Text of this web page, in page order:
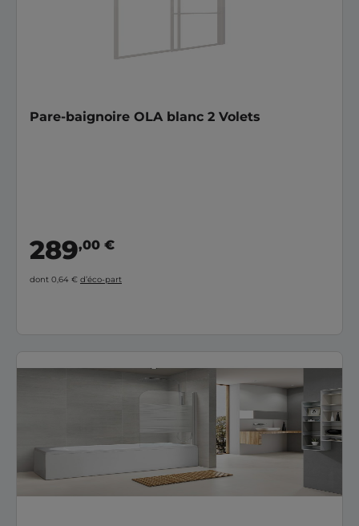
Pare-baignoire OLA blanc 2 Volets
289,00 €
dont 0,64 € d’éco-part